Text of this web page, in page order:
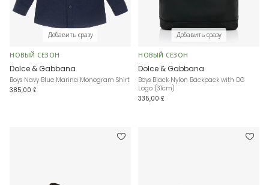
Добавить сразу
НОВЫЙ СЕЗОН
Dolce & Gabbana
Boys Navy Blue Marina Monogram Shirt
385,00 £
Добавить сразу
НОВЫЙ СЕЗОН
Dolce & Gabbana
Boys Black Nylon Backpack with DG
Logo (31cm)
335,00 £